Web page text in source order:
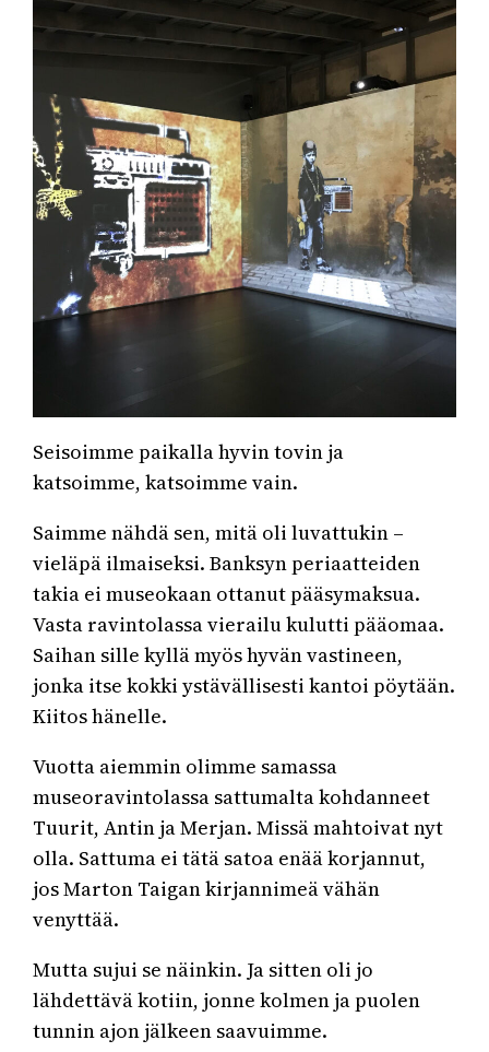
Seisoimme paikalla hyvin tovin ja
katsoimme, katsoimme vain.
Saimme nähdä sen, mitä oli luvattukin –
vieläpä ilmaiseksi. Banksyn periaatteiden
takia ei museokaan ottanut pääsymaksua.
Vasta ravintolassa vierailu kulutti pääomaa.
Saihan sille kyllä myös hyvän vastineen,
jonka itse kokki ystävällisesti kantoi pöytään.
Kiitos hänelle.
Vuotta aiemmin olimme samassa
museoravintolassa sattumalta kohdanneet
Tuurit, Antin ja Merjan. Missä mahtoivat nyt
olla. Sattuma ei tätä satoa enää korjannut,
jos Marton Taigan kirjannimeä vähän
venyttää.
Mutta sujui se näinkin. Ja sitten oli jo
lähdettävä kotiin, jonne kolmen ja puolen
tunnin ajon jälkeen saavuimme.